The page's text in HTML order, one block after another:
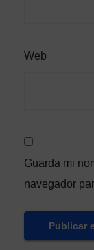
Web
Guarda mi
navegador